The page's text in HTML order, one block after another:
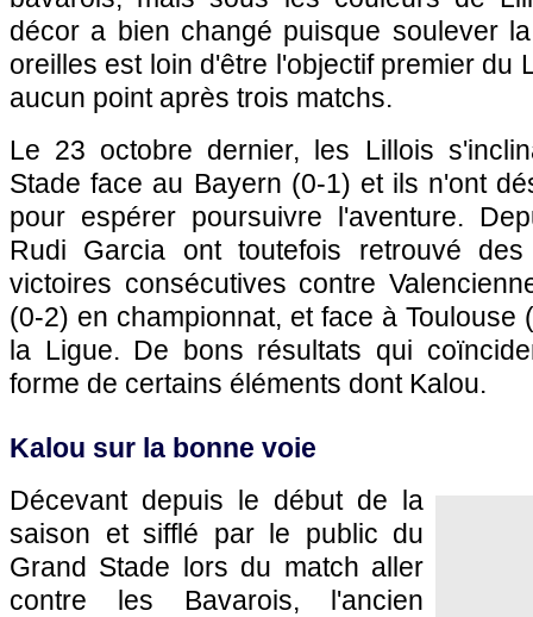
décor a bien changé puisque soulever
oreilles est loin d'être l'objectif premier du
aucun point après trois matchs.
Le 23 octobre dernier, les Lillois
Stade face au Bayern (0-1) et ils n'ont
pour espérer poursuivre l'aventure.
Rudi Garcia ont toutefois retrouvé
victoires consécutives contre
(0-2) en championnat, et face à Toulouse
la Ligue. De bons résultats qui
forme de certains éléments dont Kalou.
Kalou sur la bonne voie
Décevant depuis le début de la
saison et sifflé par le public du
Grand Stade lors du match aller
contre les Bavarois, l'ancien